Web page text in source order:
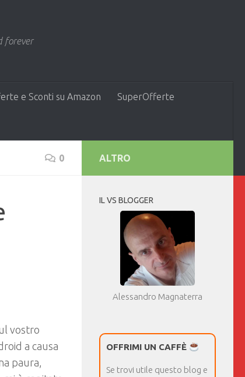
forever
e Sconti su Amazon SuperOfferte
0
vostro
a causa
paura,
ALTRO
IL VS BLOGGER
Alessandro Magnaterra
OFFRIMI UN CAFFÈ
Se trovi utile questo blog e